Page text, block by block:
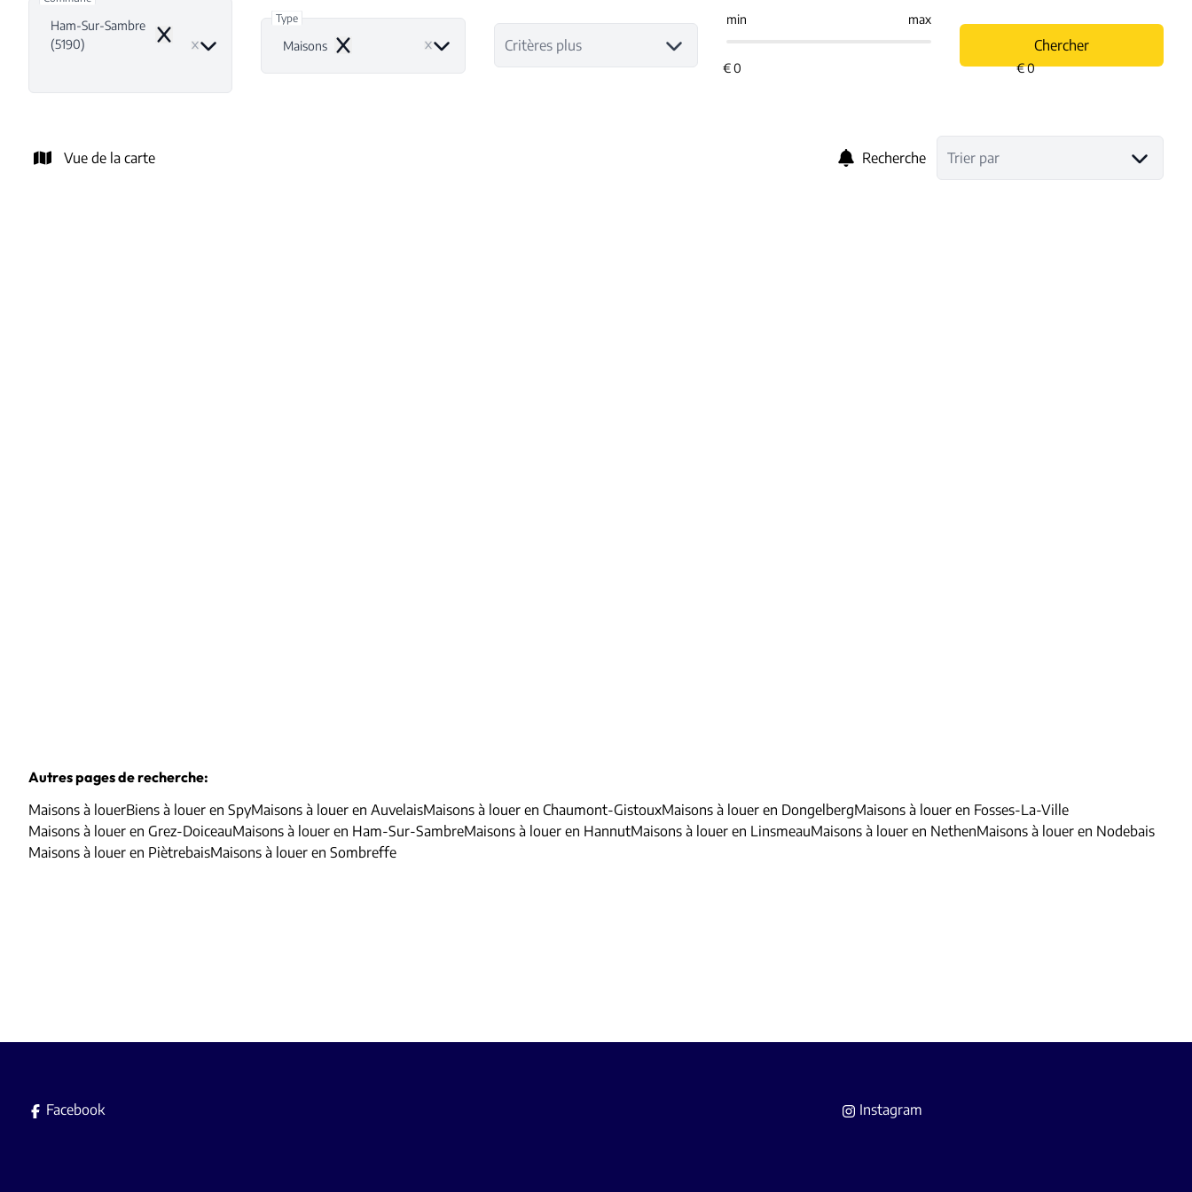
Ham-Sur-Sambre
(5190)
Remove
Type
Maisons
Remove Critères plus
min max
Chercher
Vue de la carte Recherche Trier par
Autres pages de recherche:
Maisons à louerBiens à louer en SpyMaisons à louer en AuvelaisMaisons à louer en Chaumont-GistouxMaisons à louer en DongelbergMaisons à louer en Fosses-La-Ville
Maisons à louer en Grez-DoiceauMaisons à louer en Ham-Sur-SambreMaisons à louer en HannutMaisons à louer en LinsmeauMaisons à louer en NethenMaisons à louer en Nodebais
Maisons à louer en PiètrebaisMaisons à louer en Sombreffe
Facebook Instagram